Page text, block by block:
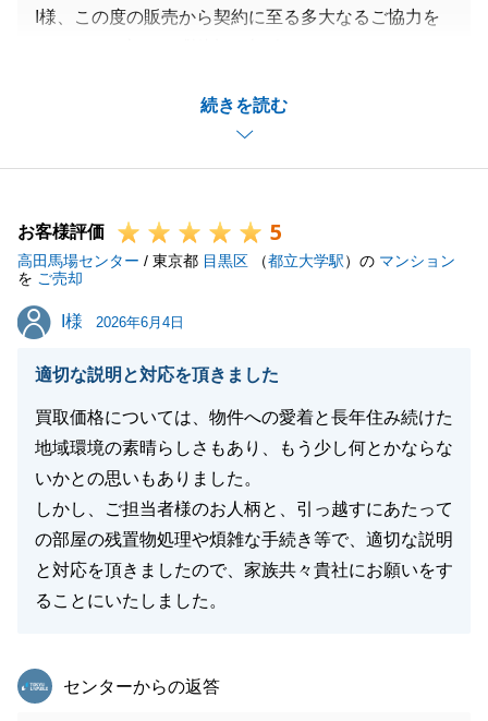
続きを読む
I様、この度の販売から契約に至る多大なるご協力を
海が見える新たな拠点での生活、ステップアップをイ
メージしたお買い換えの実現に、少しでも近づくお手
今後もご相談ごとがありましたらお気軽にお申し付け
くださいませ。
この度は東急リバブルにご用命いただき、誠にありが
とうございました。
閉じる
お客様評価 5
高田馬場センター / 東京都 目黒区 （都立大学駅）の マンション
を ご売却
I様
I様 2026年6月4日
適切な説明と対応を頂きました
買取価格については、物件への愛着と長年住み続けた
地域環境の素晴らしさもあり、もう少し何とかならな
いかとの思いもありました。
しかし、ご担当者様のお人柄と、引っ越すにあたって
の部屋の残置物処理や煩雑な手続き等で、適切な説明
と対応を頂きましたので、家族共々貴社にお願いをす
ることにいたしました。
東急リバブル
センターからの返答